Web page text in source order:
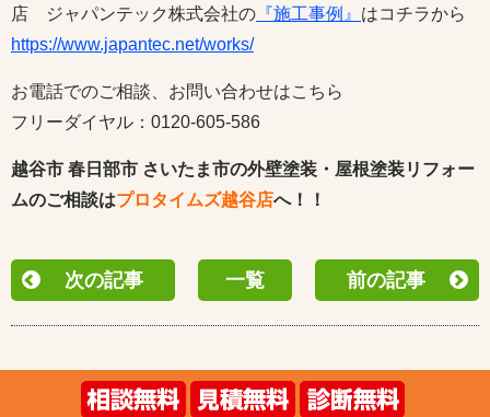
店 ジャパンテック株式会社の 『施工事例』 はコチラから
https://www.japantec.net/works/
お電話でのご相談、お問い合わせはこちら
フリーダイヤル：0120-605-586
越谷市 春日部市 さいたま市の外壁塗装・屋根塗装リフォー
ムのご相談はプロタイムズ越谷店へ！！
次の記事 一覧 前の記事